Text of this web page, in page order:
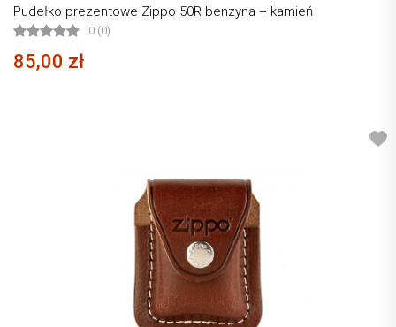
Pudełko prezentowe Zippo 50R benzyna + kamień
0 (0)
85,00 zł